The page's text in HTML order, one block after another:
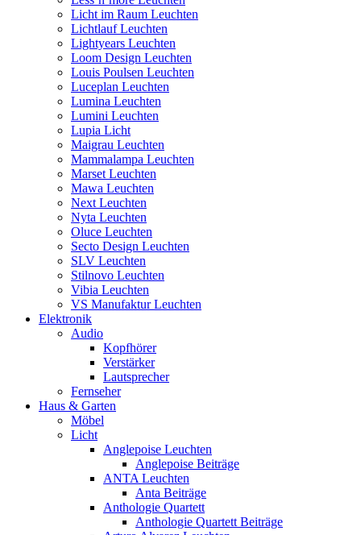
Licht im Raum Leuchten
Lichtlauf Leuchten
Lightyears Leuchten
Loom Design Leuchten
Louis Poulsen Leuchten
Luceplan Leuchten
Lumina Leuchten
Lumini Leuchten
Lupia Licht
Maigrau Leuchten
Mammalampa Leuchten
Marset Leuchten
Mawa Leuchten
Next Leuchten
Nyta Leuchten
Oluce Leuchten
Secto Design Leuchten
SLV Leuchten
Stilnovo Leuchten
Vibia Leuchten
VS Manufaktur Leuchten
Elektronik
Audio
Kopfhörer
Verstärker
Lautsprecher
Fernseher
Haus & Garten
Möbel
Licht
Anglepoise Leuchten
Anglepoise Beiträge
ANTA Leuchten
Anta Beiträge
Anthologie Quartett
Anthologie Quartett Beiträge